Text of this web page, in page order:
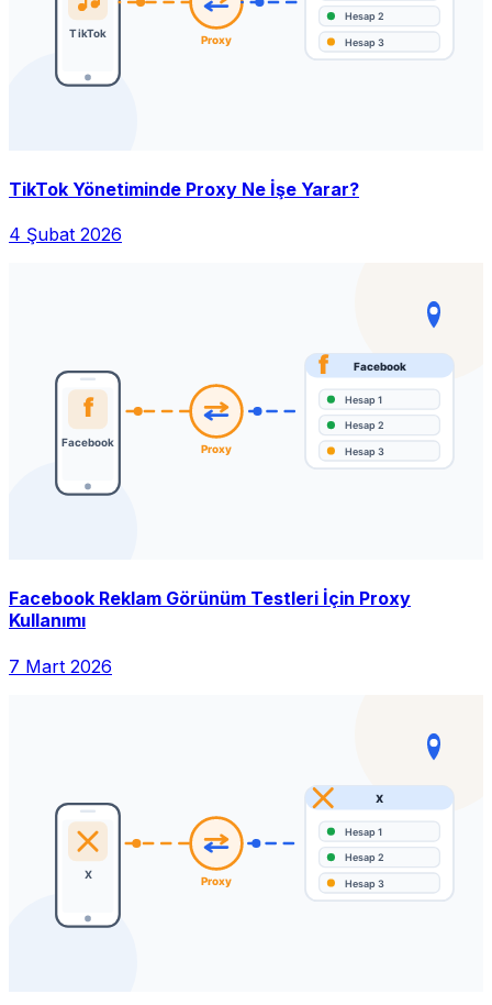
TikTok Yönetiminde Proxy Ne İşe Yarar?
4 Şubat 2026
Facebook Reklam Görünüm Testleri İçin Proxy
Kullanımı
7 Mart 2026